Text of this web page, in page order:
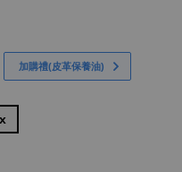
加購禮(皮革保養油)